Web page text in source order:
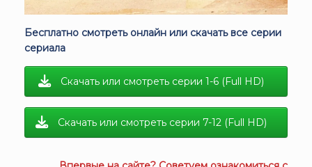
Бесплатно смотреть онлайн или скачать все серии
сериала
Скачать или смотреть серии 1-6 (Full HD)
Скачать или смотреть серии 7-12 (Full HD)